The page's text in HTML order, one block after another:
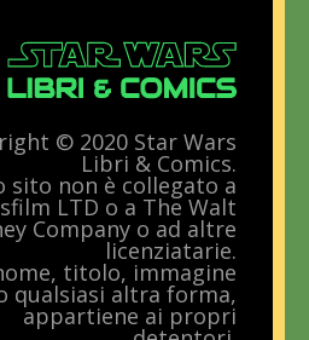
© 2020 Star Wars
Libri & Comics.
sito non è collegato a
LTD o a The Walt
Company o ad altre
licenziatarie.
titolo, immagine
qualsiasi altra forma,
appartiene ai propri